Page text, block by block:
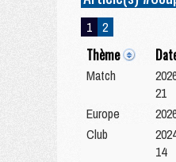
1 2
Thème
Match
21
Europe
Club
14